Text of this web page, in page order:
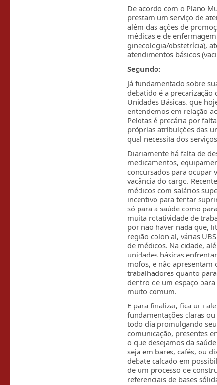
De acordo com o Plano
prestam um serviço de
além das ações de
médicas e de
ginecologia/obstetrícia),
atendimentos básicos
Segundo:
Já fundamentado sobre
debatido é a precarização
Unidades Básicas, que
entendemos em relação
Pelotas é precária por
próprias atribuições das
qual necessita dos
Diariamente há falta de
medicamentos,
concursados para ocupar
vacância do cargo.
médicos com salários
incentivo para tentar
só para a saúde como
muita rotatividade de
por não haver nada que,
região colonial, várias
de médicos. Na cidade,
unidades básicas
mofos, e não apresentam
trabalhadores quanto
dentro de um espaço
muito comum.
E para finalizar, fica um
fundamentações claras
todo dia promulgando
comunicação, presentes
o que desejamos da
seja em bares, cafés, ou
debate calcado em
de um processo de
referenciais de bases